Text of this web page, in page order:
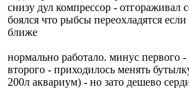
снизу дул компрессор - отгораживал
боялся что рыбсы переохладятся
ближе
нормально работало. минус первого
второго - приходилось менять
200л аквариум) - но зато дешево